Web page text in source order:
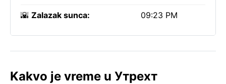
🌇 Zalazak sunca: 09:23 PM
Kakvo je vreme u Утрехт